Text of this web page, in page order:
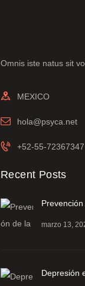
Omnis iste natus sit
MEXICO
hola@psyca.net
+52-55-72367347
Recent Posts
marzo 13,
Depresión